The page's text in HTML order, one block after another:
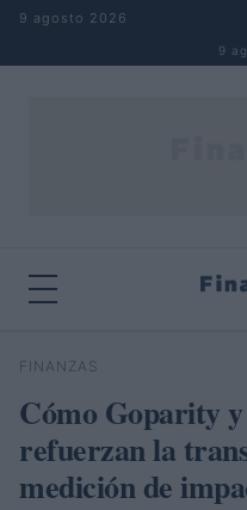
Saltar al contenido
9 agosto 2026
9
Buscar
FINANZAS
Cómo Goparity
refuerzan la
medición de